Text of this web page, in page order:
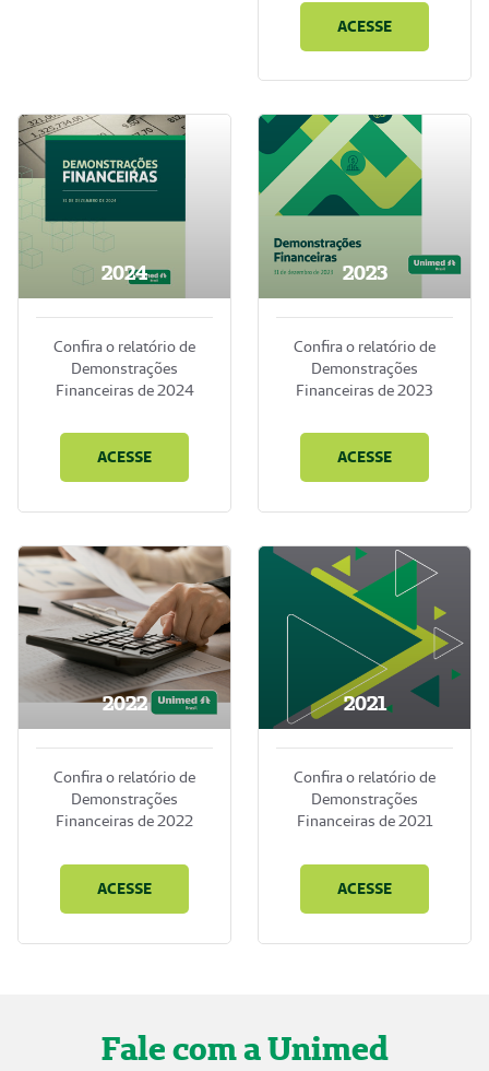
ACESSE
2024
Confira o relatório de
Demonstrações
Financeiras de 2024
ACESSE
2023
Confira o relatório de
Demonstrações
Financeiras de 2023
ACESSE
2022
Confira o relatório de
Demonstrações
Financeiras de 2022
ACESSE
2021
Confira o relatório de
Demonstrações
Financeiras de 2021
ACESSE
Fale com a Unimed